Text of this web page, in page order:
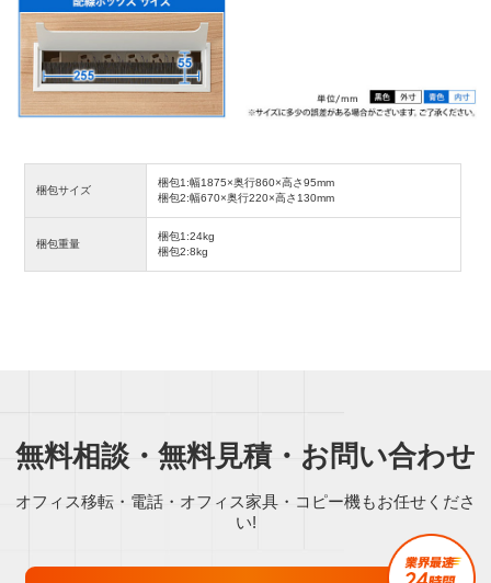
梱包サイズ
梱包1:幅1875×奥行860×高さ95mm
梱包2:幅670×奥行220×高さ130mm
梱包重量
梱包1:24kg
梱包2:8kg
無料相談・無料見積・お問い合わせ
オフィス移転・電話・オフィス家具・コピー機もお任せくださ
い!